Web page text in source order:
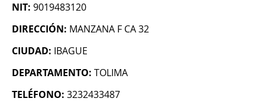
NIT: 9019483120
DIRECCIÓN: MANZANA F CA 32
CIUDAD: IBAGUE
DEPARTAMENTO: TOLIMA
TELÉFONO: 3232433487